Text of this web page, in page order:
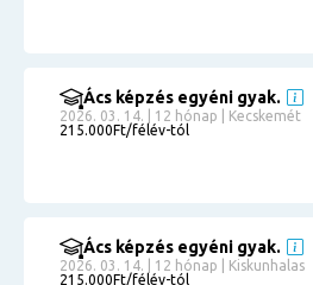
Ács képzés egyéni gyak.
2026. 03. 14. | 12 hónap | Kecskemét
215.000Ft/félév-tól
Ács képzés egyéni gyak.
2026. 03. 14. | 12 hónap | Kiskunhalas
215.000Ft/félév-tól